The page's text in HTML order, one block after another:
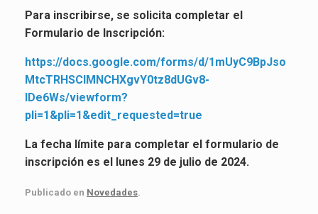
Para inscribirse, se solicita completar el
Formulario de Inscripción:
https://docs.google.com/forms/d/1mUyC9BpJso
MtcTRHSClMNCHXgvY0tz8dUGv8-
IDe6Ws/viewform?
pli=1&pli=1&edit_requested=true
La fecha límite para completar el formulario de
inscripción es el lunes 29 de julio de 2024.
Publicado en Novedades.